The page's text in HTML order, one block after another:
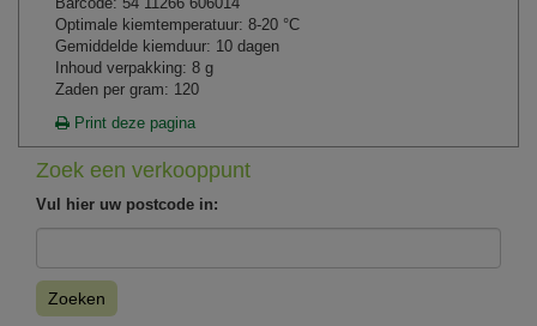
Optimale kiemtemperatuur: 8-20 °C
Gemiddelde kiemduur: 10 dagen
Inhoud verpakking: 8 g
Zaden per gram: 120
Print deze pagina
Zoek een verkooppunt
Vul hier uw postcode in:
Zoeken